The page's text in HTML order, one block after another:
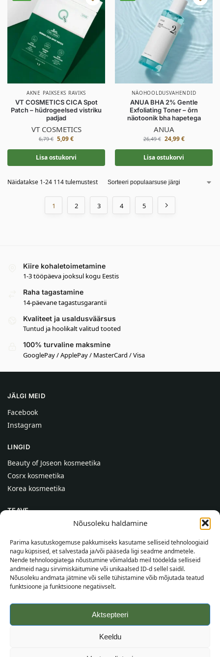
Nõusoleku haldamine
Parima kasutuskogemuse pakkumiseks kasutame selliseid tehnoloogiaid
nagu küpsised, et salvestada ja/või pääseda ligi seadme andmetele.
Nende tehnoloogiatega nõustumine võimaldab meil töödelda selliseid
andmeid nagu sirvimiskäitumine või unikaalsed ID-d sellel saidil.
Nõusoleku andmata jätmine või selle tühistamine võib mõjutada teatud
funktsioone ja funktsioone negatiivselt.
Aktsepteeri
Keeldu
AKNE PAIKSEKS RAVIKS
VT COSMETICS CICA Spot
Patch – hüdrogeelsed vistriku
padjad
VT COSMETICS
6,79€ 5,09€
Lisa ostukorvi
NÄOHOOLDUSVAHENDID
ANUA BHA 2% Gentle
Exfoliating Toner – õrn
näotoonik bha hapetega
ANUA
26,49€ 24,99€
Lisa ostukorvi
Näidatakse 1-24 114 tulemustest
1 2 3 4 5
Kiire kohaletoimetamine
1-3 tööpäeva jooksul kogu Eestis
Raha tagastamine
14-päevane tagastusgarantii
Kvaliteet ja usaldusväärsus
Tuntud ja hoolikalt valitud tooted
100% turvaline maksmine
GooglePay / ApplePay / MasterCard / Visa
JÄLGI MEID
Facebook
Instagram
LINGID
Beauty of Joseon kosmeetika
Cosrx kosmeetika
Korea kosmeetika
TEAVE
Kontaktid
Abi
TEAVE OSTJALE
Tarnetingimused
Tingimused
Veebikaart